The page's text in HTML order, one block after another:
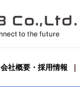
会社概要・採用情報